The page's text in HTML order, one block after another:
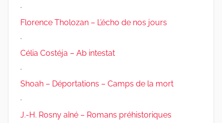
.
Florence Tholozan – L’écho de nos jours
.
Célia Costéja – Ab intestat
.
Shoah – Déportations – Camps de la mort
.
J.-H. Rosny aîné – Romans préhistoriques